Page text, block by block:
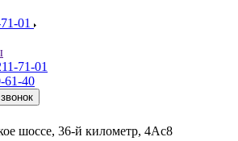
01
71-01
61-40
шоссе, 36-й километр, 4Ас8